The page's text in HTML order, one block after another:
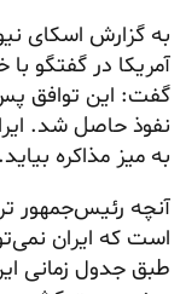
به گزارش اسکای نیوز ۲۸خرداد،
آمریکا در گفتگو با
گفت: این توافق پس
نفوذ حاصل شد.
به میز مذاکره بیاید.
آنچه رئیس‌جمهور
است که ایران
طبق جدول زمانی